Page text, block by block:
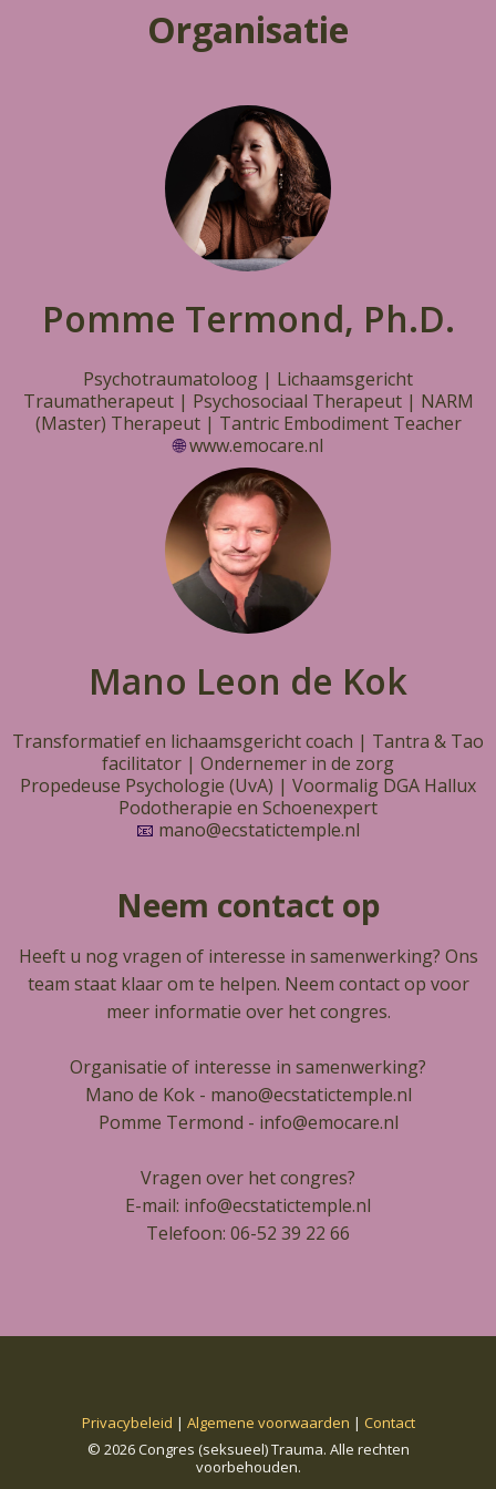
Organisatie
Pomme Termond, Ph.D.
Psychotraumatoloog | Lichaamsgericht
Traumatherapeut | Psychosociaal Therapeut | NARM
(Master) Therapeut | Tantric Embodiment Teacher
🌐www.emocare.nl
Mano Leon de Kok
Transformatief en lichaamsgericht coach | Tantra & Tao
facilitator | Ondernemer in de zorg
Propedeuse Psychologie (UvA) | Voormalig DGA Hallux
Podotherapie en Schoenexpert
📧 mano@ecstatictemple.nl
Neem contact op
Heeft u nog vragen of interesse in samenwerking? Ons
team staat klaar om te helpen. Neem contact op voor
meer informatie over het congres.
Organisatie of interesse in samenwerking?
Mano de Kok - mano@ecstatictemple.nl
Pomme Termond - info@emocare.nl
Vragen over het congres?
E-mail: info@ecstatictemple.nl
Telefoon: 06-52 39 22 66
Privacybeleid | Algemene voorwaarden | Contact
© 2026 Congres (seksueel) Trauma. Alle rechten
voorbehouden.